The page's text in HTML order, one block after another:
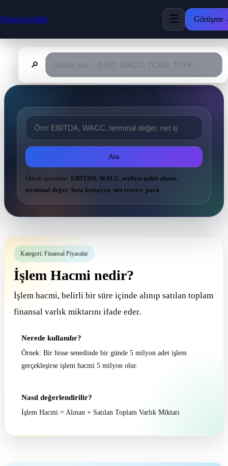
FinansAnalitik ☰
🔎
Ara
Örnek aramalar: EBITDA, WACC, serbest nakit akımı,
terminal değer, beta katsayısı, net rezerv, para
Kategori: Finansal Piyasalar
İşlem Hacmi nedir?
İşlem hacmi, belirli bir süre içinde alınıp satılan toplam
finansal varlık miktarını ifade eder.
Nerede kullanılır?
Örnek: Bir hisse senedinde bir günde 5 milyon adet işlem
gerçekleşirse işlem hacmi 5 milyon olur.
Nasıl değerlendirilir?
İşlem Hacmi = Alınan + Satılan Toplam Varlık Miktarı